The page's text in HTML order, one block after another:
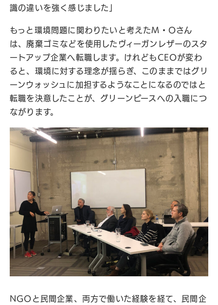
識の違いを強く感じました」
もっと環境問題に関わりたいと考えたM・Oさん
は、廃棄ゴミなどを使用したヴィーガンレザーのスタ
ートアップ企業へ転職します。けれどもCEOが変わ
ると、環境に対する理念が揺らぎ、このままではグリ
ーンウォッシュに加担するようなことになるのではと
転職を決意したことが、グリーンピースへの入職につ
ながります。
NGOと民間企業、両方で働いた経験を経て、民間企